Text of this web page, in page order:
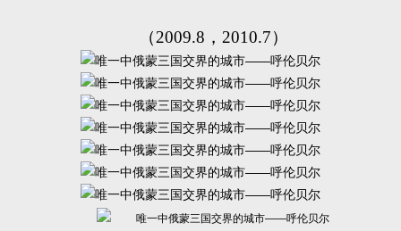
（2009.8，2010.7）